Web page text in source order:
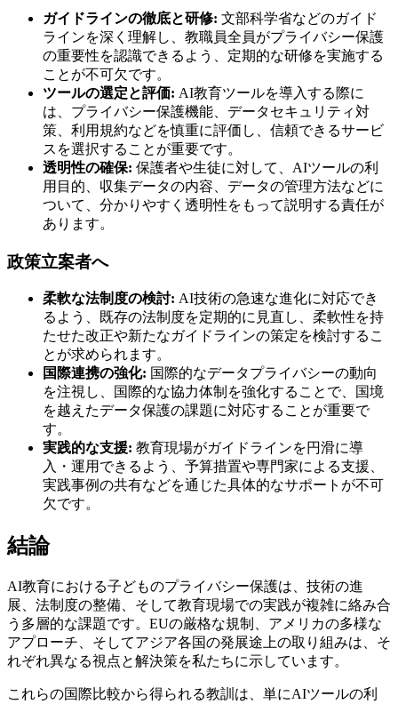
ガイドラインの徹底と研修: 文部科学省などのガイド
ラインを深く理解し、教職員全員がプライバシー保護
の重要性を認識できるよう、定期的な研修を実施する
ことが不可欠です。
ツールの選定と評価: AI教育ツールを導入する際に
は、プライバシー保護機能、データセキュリティ対
策、利用規約などを慎重に評価し、信頼できるサービ
スを選択することが重要です。
透明性の確保: 保護者や生徒に対して、AIツールの利
用目的、収集データの内容、データの管理方法などに
ついて、分かりやすく透明性をもって説明する責任が
あります。
政策立案者へ
柔軟な法制度の検討: AI技術の急速な進化に対応でき
るよう、既存の法制度を定期的に見直し、柔軟性を持
たせた改正や新たなガイドラインの策定を検討するこ
とが求められます。
国際連携の強化: 国際的なデータプライバシーの動向
を注視し、国際的な協力体制を強化することで、国境
を越えたデータ保護の課題に対応することが重要で
す。
実践的な支援: 教育現場がガイドラインを円滑に導
入・運用できるよう、予算措置や専門家による支援、
実践事例の共有などを通じた具体的なサポートが不可
欠です。
結論
AI教育における子どものプライバシー保護は、技術の進
展、法制度の整備、そして教育現場での実践が複雑に絡み合
う多層的な課題です。EUの厳格な規制、アメリカの多様な
アプローチ、そしてアジア各国の発展途上の取り組みは、そ
れぞれ異なる視点と解決策を私たちに示しています。
これらの国際比較から得られる教訓は、単にAIツールの利